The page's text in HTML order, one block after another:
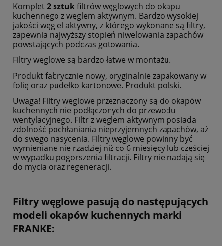
Komplet2 sztukfiltrów węglowych do okapu
kuchennego z węglem aktywnym. Bardzo wysokiej
jakości węgiel aktywny, z którego wykonane są filtry,
zapewnia najwyższy stopień niwelowania zapachów
powstających podczas gotowania.
Filtry węglowe są bardzo łatwe w montażu.
Produkt fabrycznie nowy, oryginalnie zapakowany w
folię oraz pudełko kartonowe. Produkt polski.
Uwaga! Filtry węglowe przeznaczony są do okapów
kuchennych nie podłączonych do przewodu
wentylacyjnego. Filtr z węglem aktywnym posiada
zdolność pochłaniania nieprzyjemnych zapachów, aż
do swego nasycenia. Filtry węglowe powinny być
wymieniane nie rzadziej niż co 6 miesięcy lub częściej
w wypadku pogorszenia filtracji. Filtry nie nadają się
do mycia oraz regeneracji.
Filtry węglowe pasują do następujących
modeli okapów kuchennych marki
FRANKE: